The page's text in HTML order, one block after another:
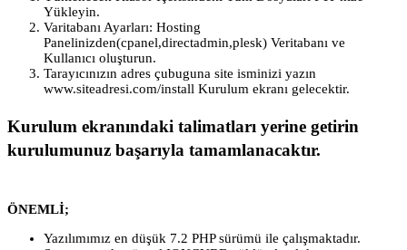
Yükleyin.
Varitabanı Ayarları: Hosting
Panelinizden(cpanel,directadmin,plesk) Veritabanı ve
Kullanıcı oluşturun.
Tarayıcınızın adres çubuguna site isminizi yazın
www.siteadresi.com/install Kurulum ekranı gelecektir.
Kurulum ekranındaki talimatları yerine getirin
kurulumunuz başarıyla tamamlanacaktır.
ÖNEMLİ;
Yazılımımız en düşük 7.2 PHP sürümü ile çalışmaktadır.